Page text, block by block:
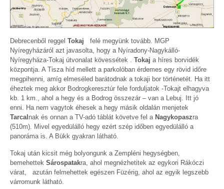
Debrecenből reggel Tokaj felé megyünk tovább. MGP
Nyíregyházáról azt javasolta, hogy a Nyíradony-Nagykálló-
Nyíregyháza-Tokaj útvonalat kövessétek . Tokaj a híres borvidék
központja. A Tisza híd mellett a parkolóban érdemes egy rövid időre
megpihenni, amíg elmeséled barátodnak a tokaji bor történetét. Ha itt
éheztek meg akkor Bodrogkeresztúr fele forduljatok -Tokajt elhagyva
kb. 1 km., ahol a hegy és a Bodrog összezár – van a Lebuj. Itt jó
enni. Ha nem vagytok éhesek a hegy másik oldalán menjetek
Tarcalnak és onnan a TV-adó táblát követve fel a Nagykopaszra
(510m). Mivel egyedülálló hegy ezért szép időben egyedülálló a
panoráma is. A Bükk gyakran látható.
Tokaj után kicsit még bolyongunk a Zempléni hegységben,
bemehettek Sárospatakra, ahol megnézhetitek az egykori Rákóczi
várat, azután felmehettek egészen Füzérig, ahol az egyik legszebb
várromunk látható.